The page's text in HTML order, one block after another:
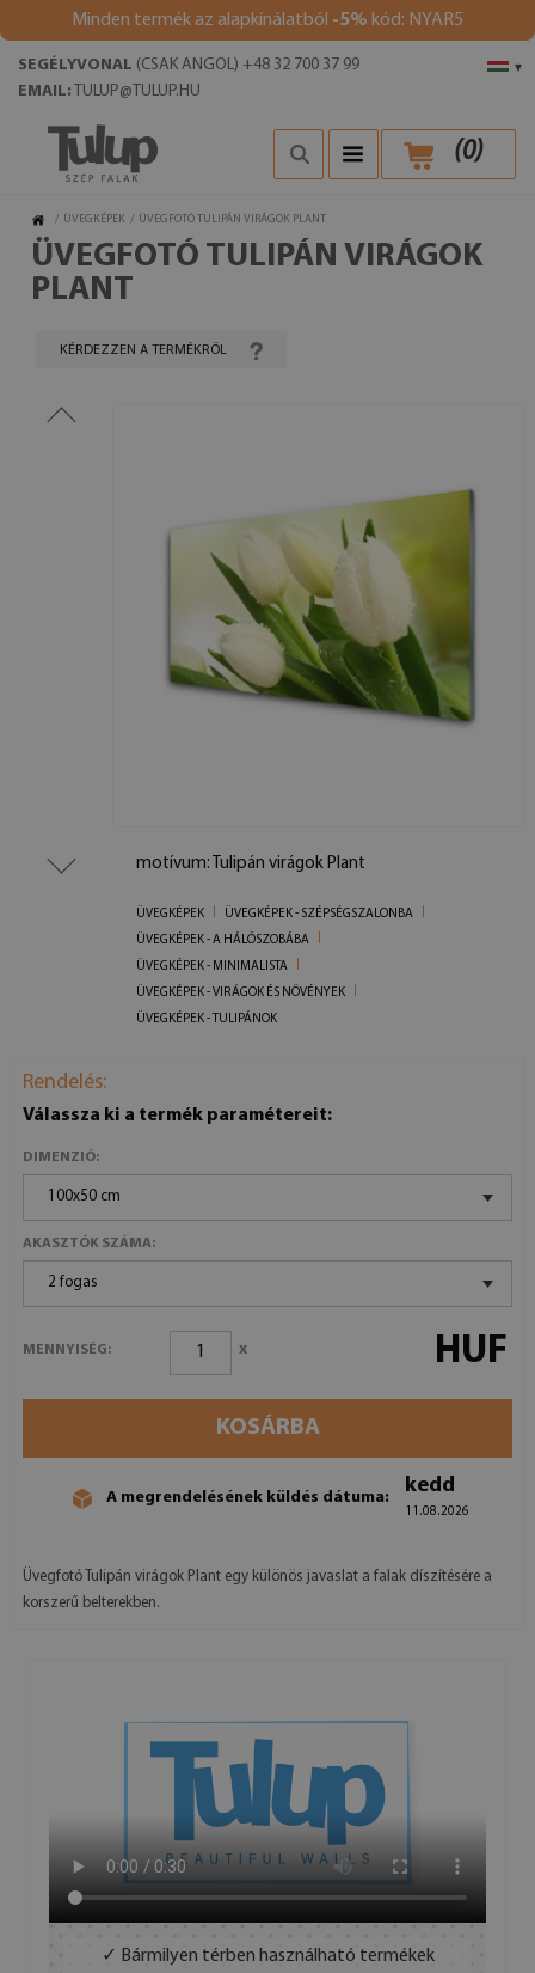
Minden termék az alapkínálatból -5% kód: NYAR5
▾
SEGÉLYVONAL (CSAK ANGOL) +48 32 700 37 99
EMAIL: TULUP@TULUP.HU
(0)
/ ÜVEGKÉPEK / ÜVEGFOTÓ TULIPÁN VIRÁGOK PLANT
ÜVEGFOTÓ TULIPÁN VIRÁGOK
PLANT
KÉRDEZZEN A TERMÉKRŐL
motívum: Tulipán virágok Plant
ÜVEGKÉPEK
ÜVEGKÉPEK - SZÉPSÉGSZALONBA
ÜVEGKÉPEK - A HÁLÓSZOBÁBA
ÜVEGKÉPEK - MINIMALISTA
ÜVEGKÉPEK - VIRÁGOK ÉS NÖVÉNYEK
ÜVEGKÉPEK - TULIPÁNOK
Rendelés:
Válassza ki a termék paramétereit:
DIMENZIÓ:
100x50 cm
AKASZTÓK SZÁMA:
2 fogas
MENNYISÉG: x HUF
KOSÁRBA
A megrendelésének küldés dátuma:
kedd
11.08.2026
Üvegfotó Tulipán virágok Plant egy különös javaslat a falak díszítésére a
korszerű belterekben.
✓ Bármilyen térben használható termékek